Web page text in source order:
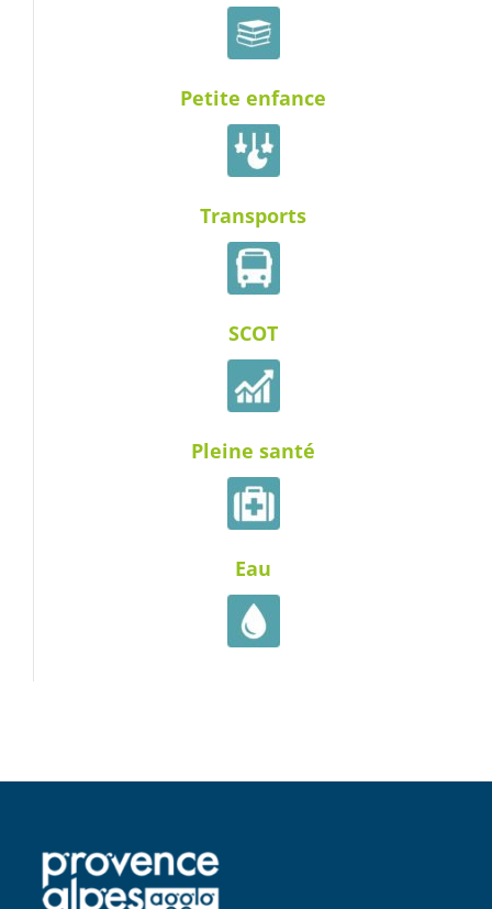
Petite enfance
Transports
SCOT
Pleine santé
Eau